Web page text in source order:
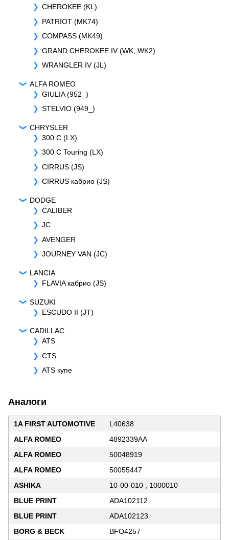
CHEROKEE (KL)
PATRIOT (MK74)
COMPASS (MK49)
GRAND CHEROKEE IV (WK, WK2)
WRANGLER IV (JL)
ALFA ROMEO
GIULIA (952_)
STELVIO (949_)
CHRYSLER
300 C (LX)
300 C Touring (LX)
CIRRUS (JS)
CIRRUS кабрио (JS)
DODGE
CALIBER
JC
AVENGER
JOURNEY VAN (JC)
LANCIA
FLAVIA кабрио (JS)
SUZUKI
ESCUDO II (JT)
CADILLAC
ATS
CTS
ATS купе
Аналоги
1A FIRST AUTOMOTIVE
L40638
ALFA ROMEO
4892339AA
ALFA ROMEO
50048919
ALFA ROMEO
50055447
ASHIKA
10-00-010 , 1000010
BLUE PRINT
ADA102112
BLUE PRINT
ADA102123
BORG & BECK
BFO4257